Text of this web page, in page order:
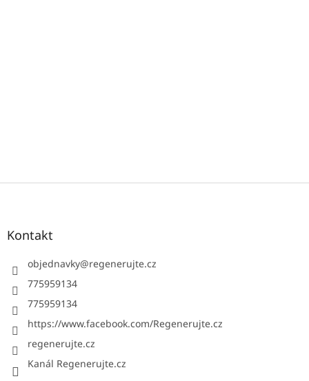
Z
Kontakt
objednavky@regenerujte.cz
775959134
775959134
https://www.facebook.com/Regenerujte.cz
regenerujte.cz
Kanál Regenerujte.cz